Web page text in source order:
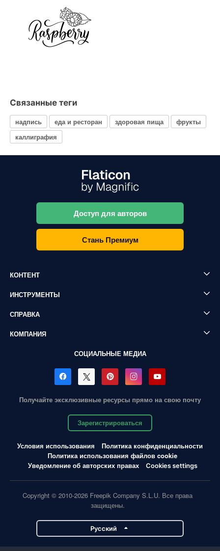
Связанные теги
надпись еда и ресторан здоровая пища
фрукты
каллиграфия
Доступ для авторов
Стань Премиум
КОНТЕНТ
ИНСТРУМЕНТЫ
СПРАВКА
КОМПАНИЯ
СОЦИАЛЬНЫЕ МЕДИА
Получайте эксклюзивные ресурсы прямо на свою почту
Зарегистрироваться
Условия использования
Политика конфиденциальности
Политика использования файлов cookie
Уведомление об авторских правах
Cookies settings
Copyright © 2010-2026 Freepik Company S.L.U. Все права
защищены.
Pусский